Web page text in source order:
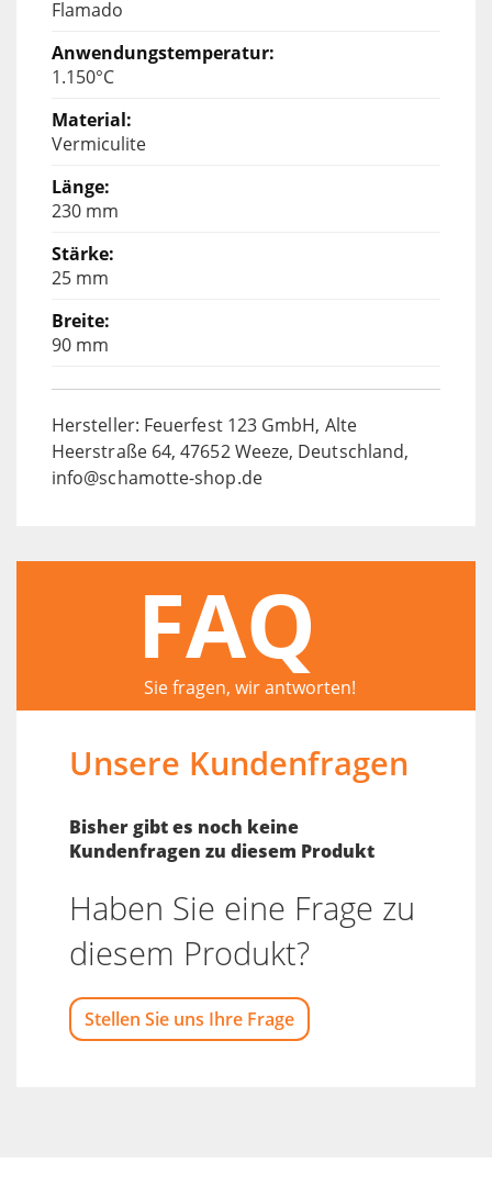
Flamado
1.150°C
Vermiculite
230 mm
25 mm
90 mm
Hersteller: Feuerfest 123 GmbH, Alte
Heerstraße 64, 47652 Weeze, Deutschland,
info@schamotte-shop.de
FAQ
Sie fragen, wir antworten!
Unsere Kundenfragen
Bisher gibt es noch keine
Kundenfragen zu diesem Produkt
Haben Sie eine Frage zu
diesem Produkt?
Stellen Sie uns Ihre Frage